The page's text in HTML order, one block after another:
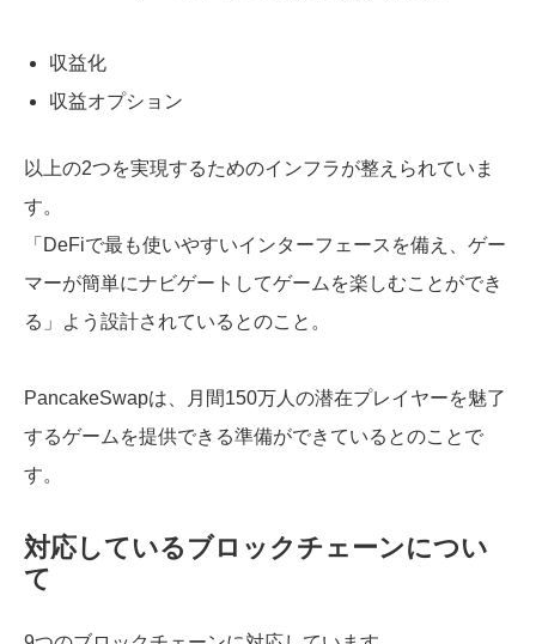
収益化
収益オプション
以上の2つを実現するためのインフラが整えられていま
す。
「DeFiで最も使いやすいインターフェースを備え、ゲー
マーが簡単にナビゲートしてゲームを楽しむことができ
る」よう設計されているとのこと。
PancakeSwapは、月間150万人の潜在プレイヤーを魅了
するゲームを提供できる準備ができているとのことで
す。
対応しているブロックチェーンについ
て